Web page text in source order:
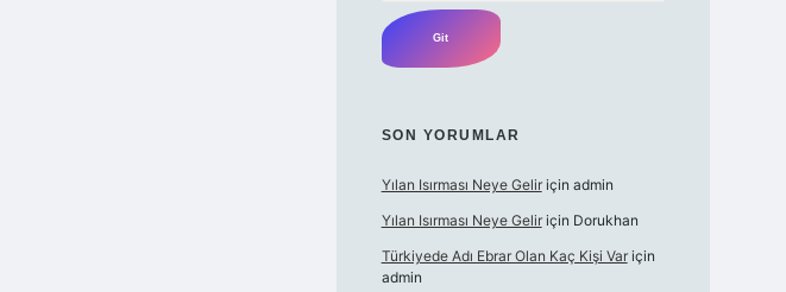
SON YORUMLAR
Yılan Isırması Neye Geliriçin admin
Yılan Isırması Neye Geliriçin Dorukhan
Türkiyede Adı Ebrar Olan Kaç Kişi Variçin
admin